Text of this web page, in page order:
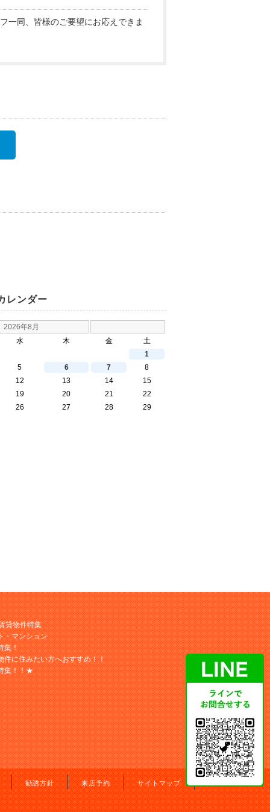
一同、皆様のご要望にお応えできま
レンダー
2026年8月
水 木 金
土
1
5 6 7
8
12 13 14
15
19 20 21
22
26 27 28
29
貸物件特集
・マンション
集！
件に住みたい方へおすすめ！！
集！！★
勧誘方針 来店予約 サイトマップ